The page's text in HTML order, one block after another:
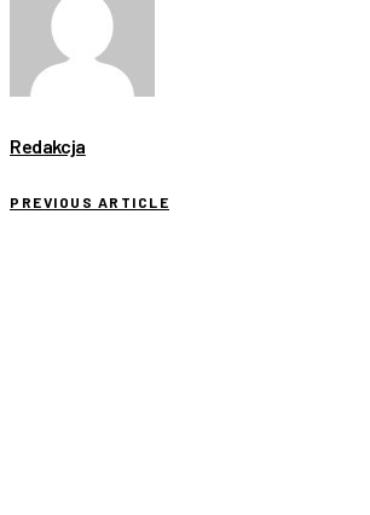
Redakcja
PREVIOUS ARTICLE